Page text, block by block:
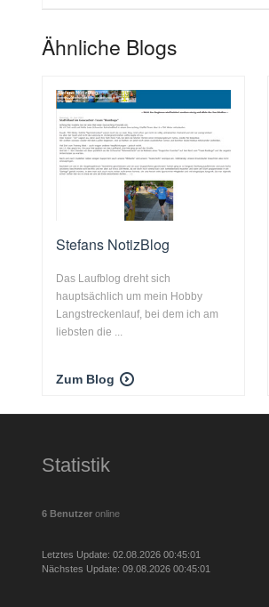
Ähnliche Blogs
Stefans NotizBlog
Das Laufblog dreht sich
hauptsächlich um mein Hobby
Langstreckenlauf, bei dem ich am
liebsten die ...
Zum Blog
Statistik
6 Benutzer online
Letztes Update: 02.08.2026 00:45:01
Nächstes Update: 09.08.2026 00:45:01